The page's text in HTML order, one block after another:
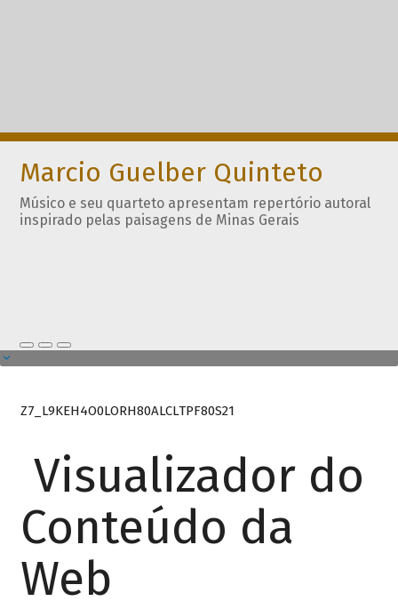
Marcio Guelber Quinteto
Músico e seu quarteto apresentam repertório autoral
inspirado pelas paisagens de Minas Gerais
Z7_L9KEH4O0LORH80ALCLTPF80S21
Visualizador do
Conteúdo da
Web